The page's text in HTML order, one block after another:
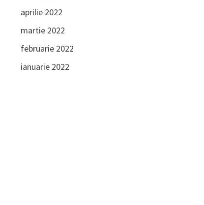
aprilie 2022
martie 2022
februarie 2022
ianuarie 2022